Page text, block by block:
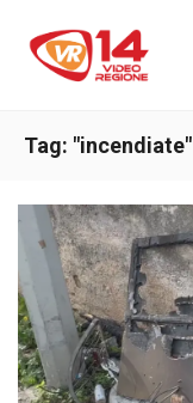
Tag: "incendiate"